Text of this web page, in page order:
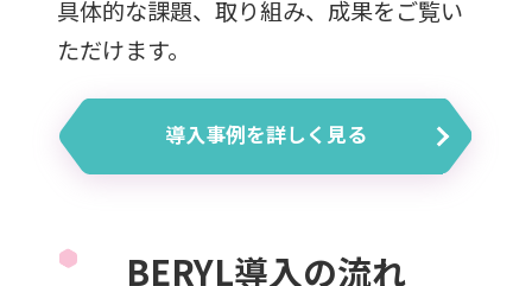
具体的な課題、取り組み、 成果をご覧い
ただけます。
導入事例を詳しく見る
BERYL導入の流れ